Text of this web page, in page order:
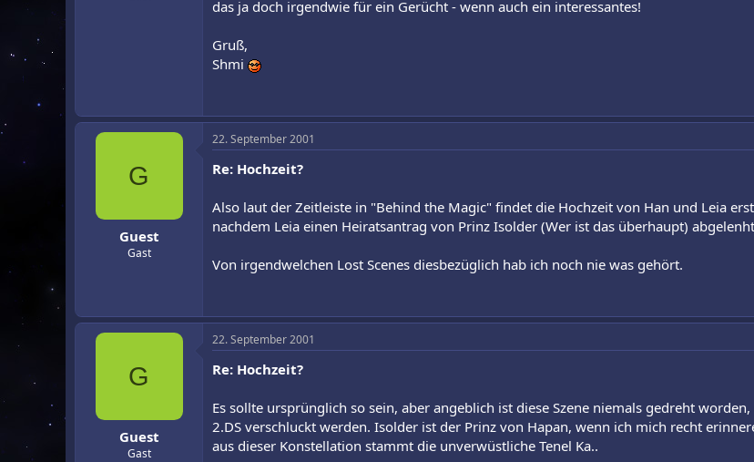
das ja doch irgendwie für ein Gerücht - wenn auch ein interessantes!
Gruß,
Shmi
G
Guest
Gast
22. September 2001
Re: Hochzeit?
Also laut der Zeitleiste in "Behind the Magic" findet die Hochzeit von Han und Leia
nachdem Leia einen Heiratsantrag von Prinz Isolder (Wer ist das überhaupt)
Von irgendwelchen Lost Scenes diesbezüglich hab ich noch nie was gehört.
G
Guest
Gast
22. September 2001
Re: Hochzeit?
Es sollte ursprünglich so sein, aber angeblich ist diese Szene niemals gedreht
2.DS verschluckt werden. Isolder ist der Prinz von Hapan, wenn ich mich recht
aus dieser Konstellation stammt die unverwüstliche Tenel Ka..